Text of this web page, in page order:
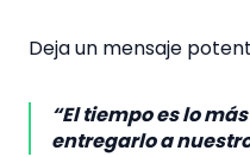
Deja un mensaje
“El tiempo es lo
entregarlo a